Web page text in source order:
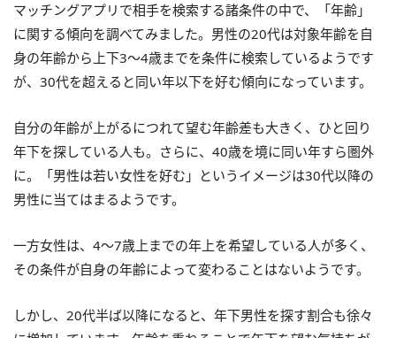
マッチングアプリで相手を検索する諸条件の中で、「年齢」
に関する傾向を調べてみました。男性の20代は対象年齢を自
身の年齢から上下3〜4歳までを条件に検索しているようです
が、30代を超えると同い年以下を好む傾向になっています。
自分の年齢が上がるにつれて望む年齢差も大きく、ひと回り
年下を探している人も。さらに、40歳を境に同い年すら圏外
に。「男性は若い女性を好む」というイメージは30代以降の
男性に当てはまるようです。
一方女性は、4〜7歳上までの年上を希望している人が多く、
その条件が自身の年齢によって変わることはないようです。
しかし、20代半ば以降になると、年下男性を探す割合も徐々